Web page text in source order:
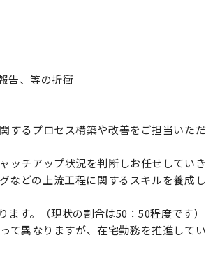
告、等の折衝
するプロセス構築や改善をご担当いただ
ッチアップ状況を判断しお任せしていき
などの上流⼯程に関するスキルを養成し
す。（現状の割合は50：50程度です）
て異なりますが、在宅勤務を推進してい